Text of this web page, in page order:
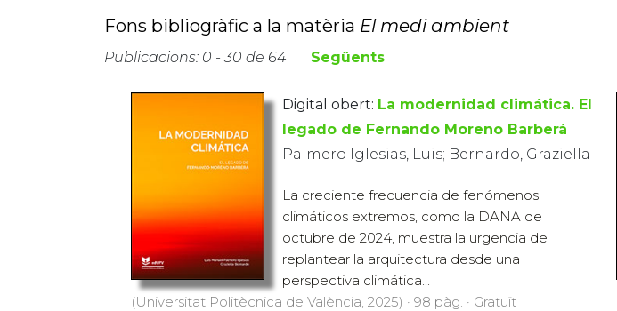
Fons bibliogràfic a la matèria El medi ambient
Publicacions: 0 - 30 de 64 Següents
Digital obert: La modernidad climática. El
legado de Fernando Moreno Barberá
Palmero Iglesias, Luis; Bernardo, Graziella
La creciente frecuencia de fenómenos
climáticos extremos, como la DANA de
octubre de 2024, muestra la urgencia de
replantear la arquitectura desde una
perspectiva climática...
(Universitat Politècnica de València, 2025) · 98 pàg. · Gratuït